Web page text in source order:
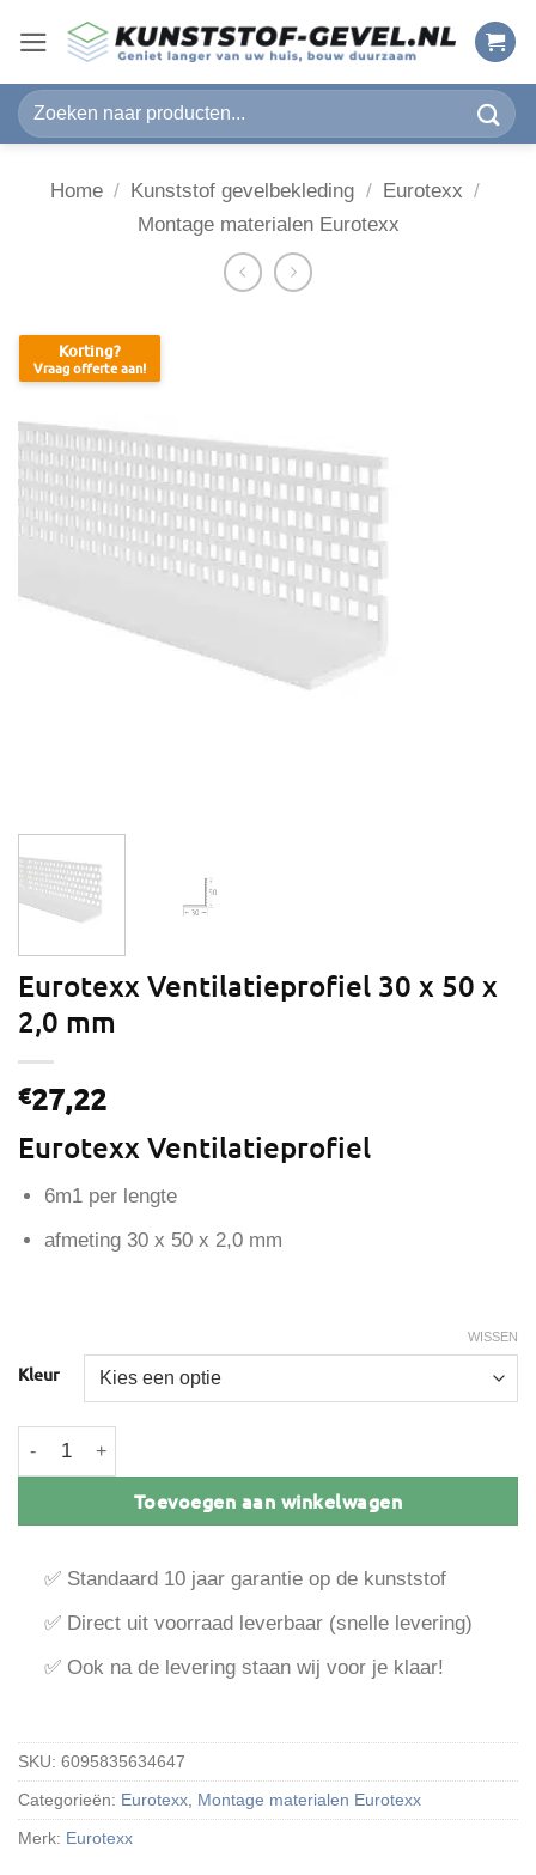
naar
inhoud
Zoeken
naar:
Home / Kunststof gevelbekleding / Eurotexx /
Montage materialen Eurotexx
Korting?
Vraag offerte aan!
Eurotexx Ventilatieprofiel 30 x 50 x
2,0 mm
€27,22
Eurotexx Ventilatieprofiel
6m1 per lengte
afmeting 30 x 50 x 2,0 mm
Kleur
WISSEN
Eurotexx Ventilatieprofiel 30 x 50 x 2,0 mm aantal
Toevoegen aan winkelwagen
✅ Standaard 10 jaar garantie op de kunststof
✅ Direct uit voorraad leverbaar (snelle levering)
✅ Ook na de levering staan wij voor je klaar!
SKU: 6095835634647
Categorieën: Eurotexx, Montage materialen Eurotexx
Merk: Eurotexx